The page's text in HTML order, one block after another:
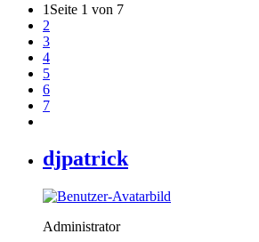
1 Seite 1 von 7
2
3
4
5
6
7
djpatrick
Administrator